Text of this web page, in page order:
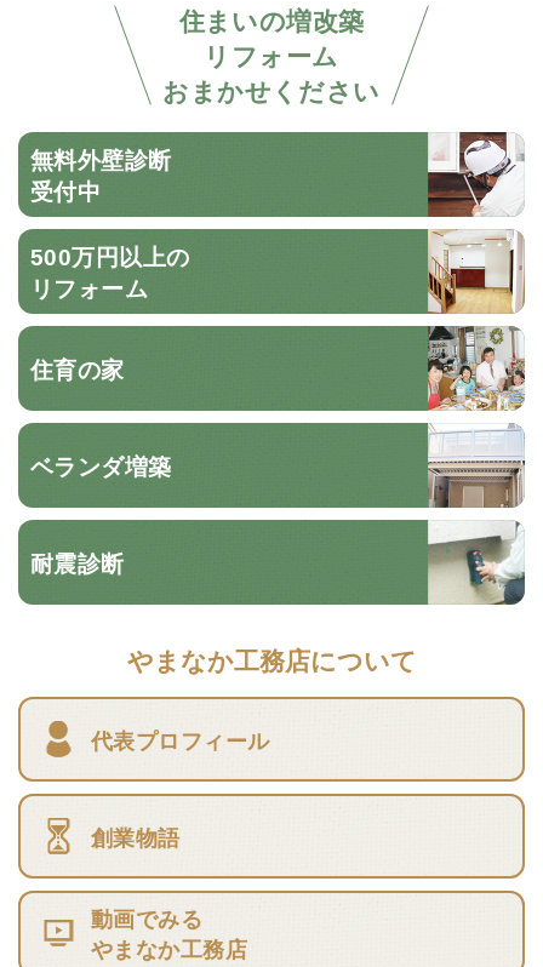
住まいの増改築
リフォーム
おまかせください
無料外壁診断
受付中
500万円以上の
リフォーム
住育の家
ベランダ増築
耐震診断
やまなか工務店について
代表プロフィール
創業物語
動画でみる
やまなか工務店